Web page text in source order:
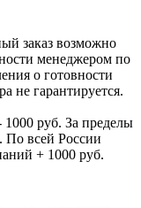
заказ возможно
менеджером по
о готовности
не гарантируется.
руб. За пределы
По всей России
+ 1000 руб.